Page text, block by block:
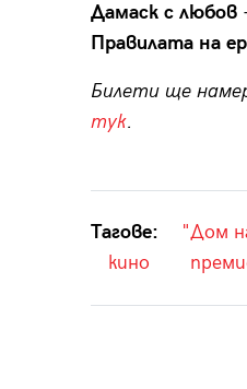
Дамаск с любов
Правилата на
Билети ще
тук.
Тагове: "Дом
кино